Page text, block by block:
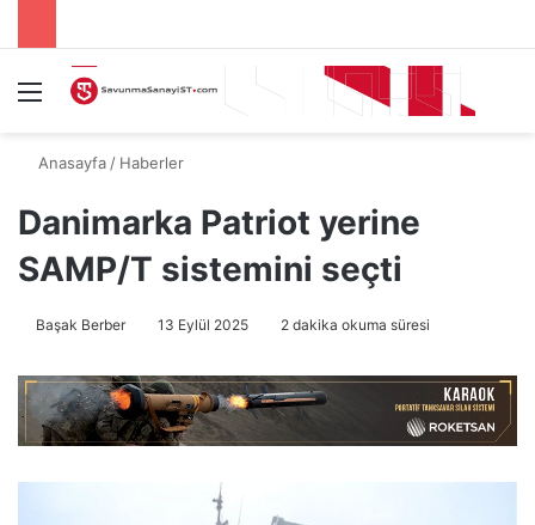
Menü
Anasayfa / Haberler
Danimarka Patriot yerine
SAMP/T sistemini seçti
Başak Berber 13 Eylül 2025 2 dakika okuma süresi